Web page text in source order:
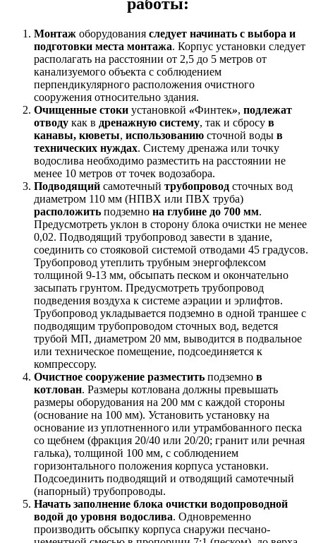
Монтаж оборудования следует начинать с выбора и
подготовки места монтажа. Корпус установки следует
располагать на расстоянии от 2,5 до 5 метров от
канализуемого объекта с соблюдением
перпендикулярного расположения очистного
сооружения относительно здания.
Очищенные стоки установкой «Финтек», подлежат
отводу как в дренажную систему, так и сбросу в
канавы, кюветы, использованию сточной воды в
технических нуждах. Систему дренажа или точку
водослива необходимо разместить на расстоянии не
менее 10 метров от точек водозабора.
Подводящий самотечный трубопровод сточных вод
диаметром 110 мм (НПВХ или ПВХ труба)
расположить подземно на глубине до 700 мм.
Предусмотреть уклон в сторону блока очистки не менее
0,02. Подводящий трубопровод завести в здание,
соединить со стояковой системой отводами 45 градусов.
Трубопровод утеплить трубным энергофлексом
толщиной 9-13 мм, обсыпать песком и окончательно
засыпать грунтом. Предусмотреть трубопровод
подведения воздуха к системе аэрации и эрлифтов.
Трубопровод укладывается подземно в одной траншее с
подводящим трубопроводом сточных вод, ведется
трубой МП, диаметром 20 мм, выводится в подвальное
или техническое помещение, подсоединяется к
компрессору.
Очистное сооружение разместить подземно в
котлован. Размеры котлована должны превышать
размеры оборудования на 200 мм с каждой стороны
(основание на 100 мм). Установить установку на
основание из уплотненного или утрамбованного песка
со щебнем (фракция 20/40 или 20/20; гранит или речная
галька), толщиной 100 мм, с соблюдением
горизонтального положения корпуса установки.
Подсоединить подводящий и отводящий самотечный
(напорный) трубопроводы.
Начать заполнение блока очистки водопроводной
водой до уровня водослива. Одновременно
производить обсыпку корпуса снаружи песчано-